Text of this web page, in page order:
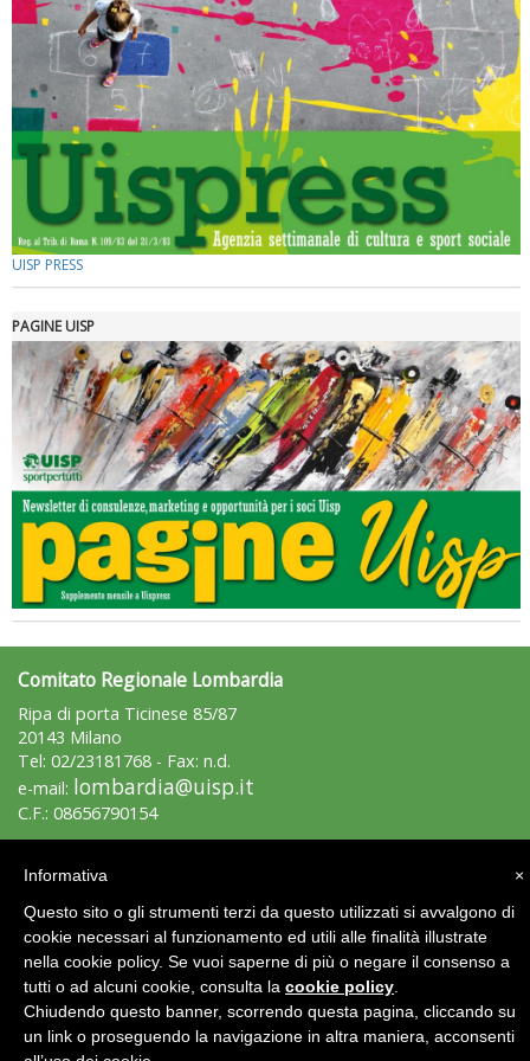
Tiziano Pesce a Radio InBlu2000 traccia il bilancio della stagione
Ddl Lobby, Uisp: “Il Parlamento valorizzi le nostre specificità"
UISP PRESS
PAGINE UISP
Comitato Regionale Lombardia
Ripa di porta Ticinese 85/87
20143 Milano
Tel: 02/23181768 - Fax: n.d.
e-mail: lombardia@uisp.it
C.F.: 08656790154
Area Riservata 2.0 ×
Informativa
Questo sito o gli strumenti terzi da questo utilizzati si avvalgono di
cookie necessari al funzionamento ed utili alle finalità illustrate
nella cookie policy. Se vuoi saperne di più o negare il consenso a
tutti o ad alcuni cookie, consulta la cookie policy
Chiudendo questo banner, scorrendo questa pagina, cliccando su
un link o proseguendo la navigazione in altra maniera, acconsenti